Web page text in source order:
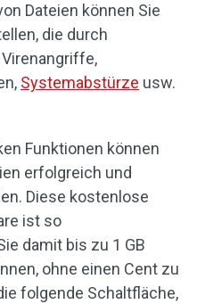
Dateien können Sie
die durch
Systemabstürze usw.
Funktionen können
erfolgreich und
Diese kostenlose
ist so
damit bis zu 1 GB
ohne einen Cent zu
folgende Schaltfläche,